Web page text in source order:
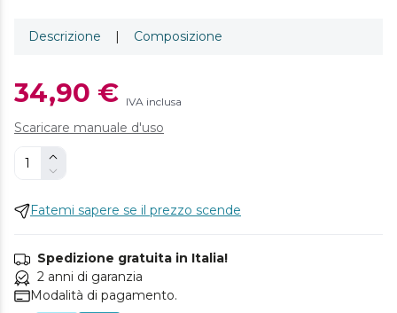
Descrizione | Composizione
34,90 € IVA inclusa
Scaricare manuale d'uso
Fatemi sapere se il prezzo scende
Spedizione gratuita in Italia!
2 anni di garanzia
Modalità di pagamento.